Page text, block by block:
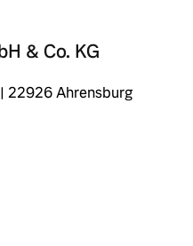
& Co. KG
22926 Ahrensburg